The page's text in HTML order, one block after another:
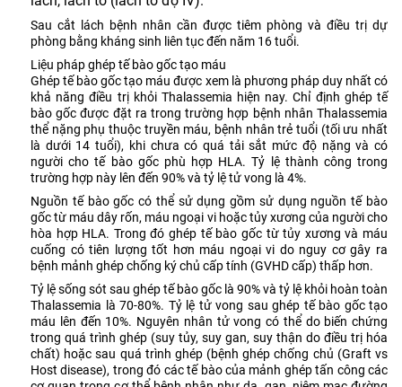
Sau cắt lách bệnh nhân cần được tiêm phòng và điều trị dự
phòng bằng kháng sinh liên tục đến năm 16 tuổi.
Liệu pháp ghép tế bào gốc tạo máu
Ghép tế bào gốc tạo máu được xem là phương pháp duy nhất có
khả năng điều trị khỏi Thalassemia hiện nay. Chỉ định ghép tế
bào gốc được đặt ra trong trường hợp bệnh nhân Thalassemia
thể nặng phụ thuộc truyền máu, bệnh nhân trẻ tuổi (tối ưu nhất
là dưới 14 tuổi), khi chưa có quá tải sắt mức độ nặng và có
người cho tế bào gốc phù hợp HLA. Tỷ lệ thành công trong
trường hợp này lên đến 90% và tỷ lệ tử vong là 4%.
Nguồn tế bào gốc có thể sử dụng gồm sử dụng nguồn tế bào
gốc từ máu dây rốn, máu ngoại vi hoặc tủy xương của người cho
hòa hợp HLA. Trong đó ghép tế bào gốc từ tủy xương và máu
cuống có tiên lượng tốt hơn máu ngoại vi do nguy cơ gây ra
bệnh mảnh ghép chống ký chủ cấp tính (GVHD cấp) thấp hơn.
Tỷ lệ sống sót sau ghép tế bào gốc là 90% và tỷ lệ khỏi hoàn toàn
Thalassemia là 70-80%. Tỷ lệ tử vong sau ghép tế bào gốc tạo
máu lên đến 10%. Nguyên nhân tử vong có thể do biến chứng
trong quá trình ghép (suy tủy, suy gan, suy thận do điều trị hóa
chất) hoặc sau quá trình ghép (bệnh ghép chống chủ (Graft vs
Host disease), trong đó các tế bào của mảnh ghép tấn công các